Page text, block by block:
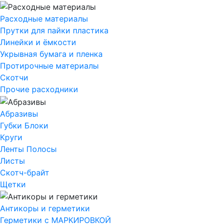
Расходные материалы
Прутки для пайки пластика
Линейки и ёмкости
Укрывная бумага и пленка
Протирочные материалы
Скотчи
Прочие расходники
Абразивы
Губки Блоки
Круги
Ленты Полосы
Листы
Скотч-брайт
Щетки
Антикоры и герметики
Герметики с МАРКИРОВКОЙ